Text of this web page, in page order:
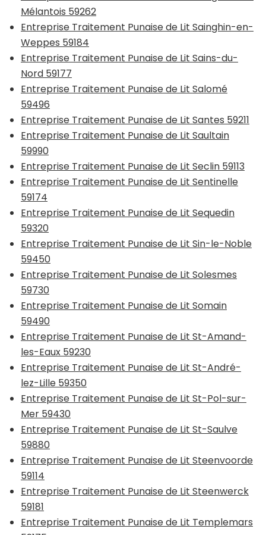
Mélantois 59262
Entreprise Traitement Punaise de Lit Sainghin-en-
Weppes 59184
Entreprise Traitement Punaise de Lit Sains-du-
Nord 59177
Entreprise Traitement Punaise de Lit Salomé
59496
Entreprise Traitement Punaise de Lit Santes 59211
Entreprise Traitement Punaise de Lit Saultain
59990
Entreprise Traitement Punaise de Lit Seclin 59113
Entreprise Traitement Punaise de Lit Sentinelle
59174
Entreprise Traitement Punaise de Lit Sequedin
59320
Entreprise Traitement Punaise de Lit Sin-le-Noble
59450
Entreprise Traitement Punaise de Lit Solesmes
59730
Entreprise Traitement Punaise de Lit Somain
59490
Entreprise Traitement Punaise de Lit St-Amand-
les-Eaux 59230
Entreprise Traitement Punaise de Lit St-André-
lez-Lille 59350
Entreprise Traitement Punaise de Lit St-Pol-sur-
Mer 59430
Entreprise Traitement Punaise de Lit St-Saulve
59880
Entreprise Traitement Punaise de Lit Steenvoorde
59114
Entreprise Traitement Punaise de Lit Steenwerck
59181
Entreprise Traitement Punaise de Lit Templemars